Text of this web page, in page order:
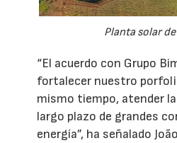
Planta solar
“El acuerdo con Grupo
fortalecer nuestro
mismo tiempo, atender
largo plazo de grandes
energía”, ha señalado